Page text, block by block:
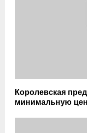
Королевская
минимальную